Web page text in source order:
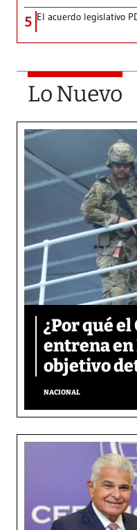
5 El acuerdo legislativo
Lo Nuevo
¿Por qué
entrena en
objetivo
NACIONAL